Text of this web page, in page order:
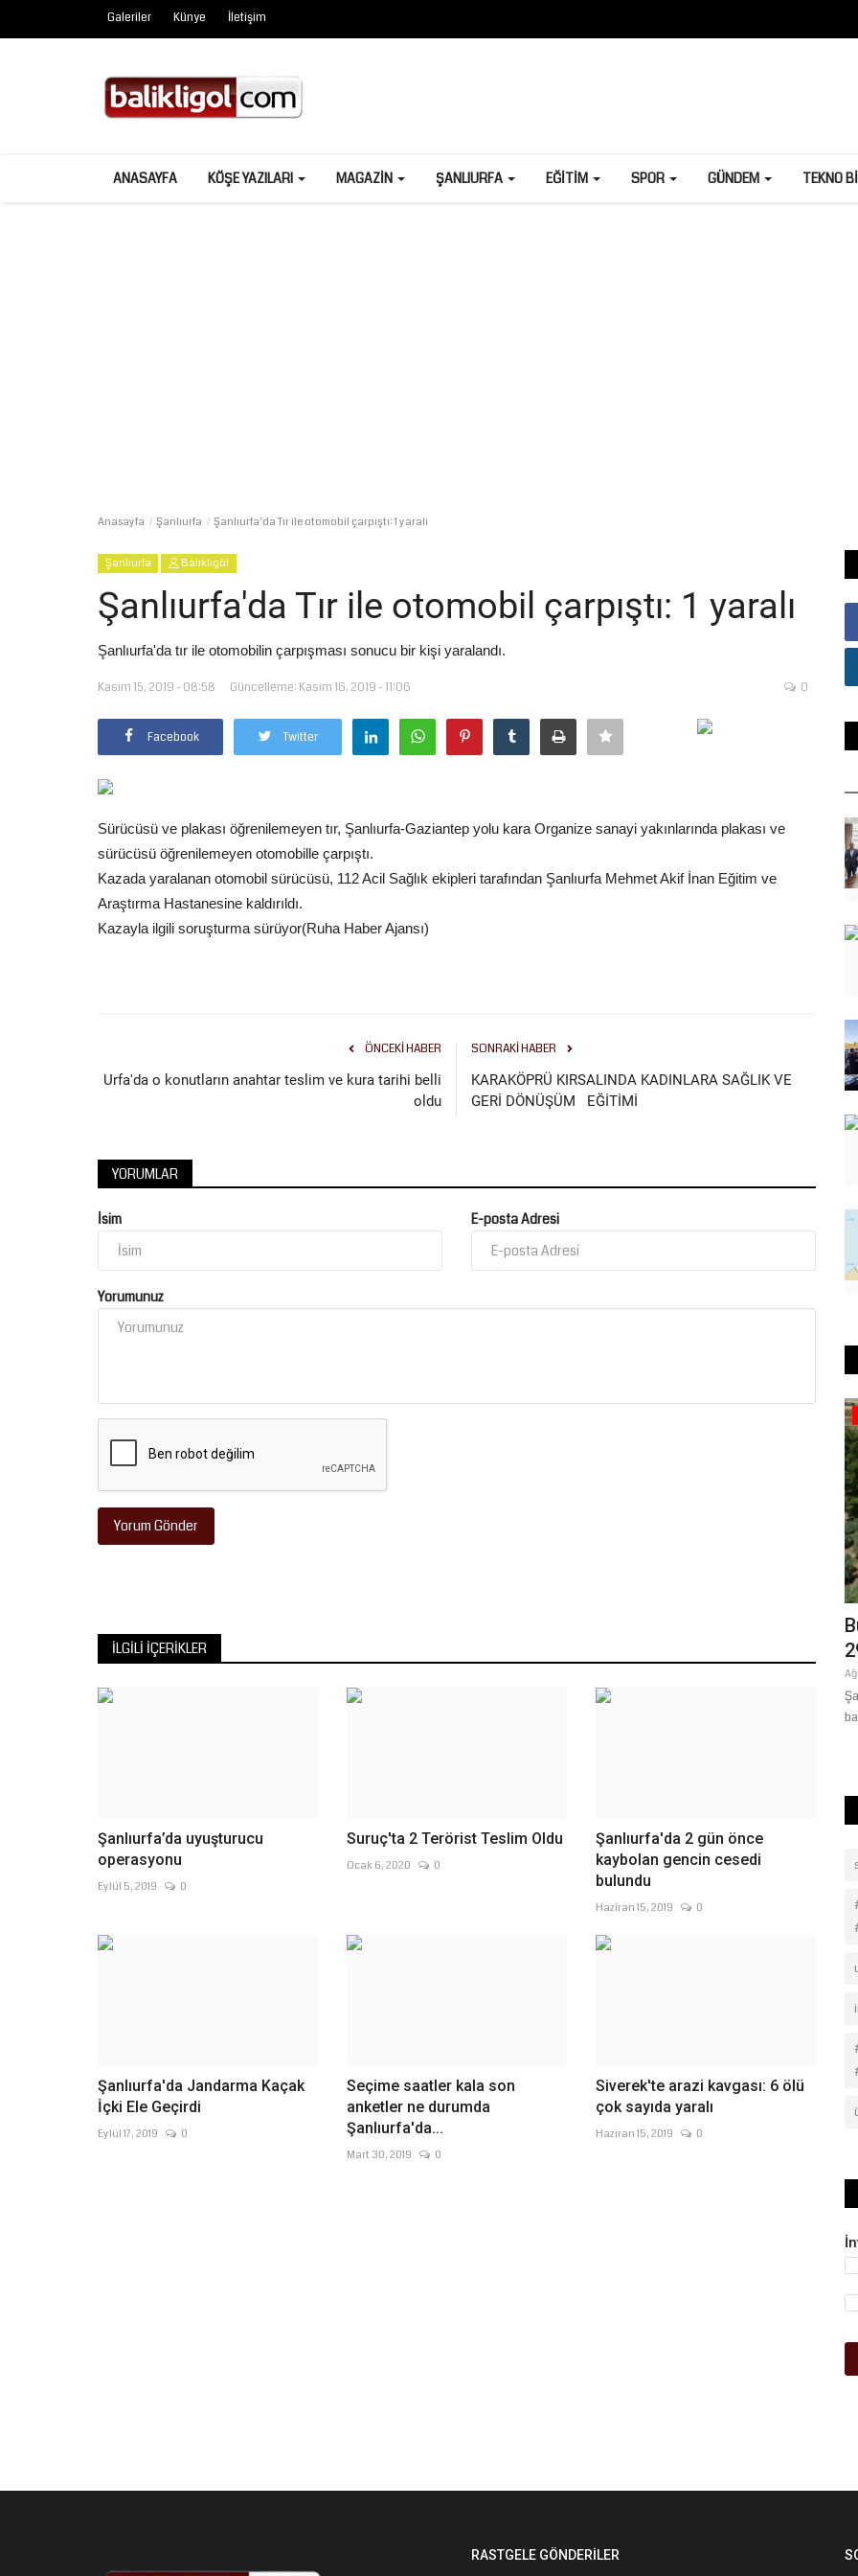
Galeriler Künye İletişim
ANASAYFA KÖŞE YAZILARI MAGAZIN ŞANLIURFA EĞITIM SPOR GÜNDEM TEKNO
Anasayfa Şanlıurfa Şanlıurfa'da Tır ile otomobil çarpıştı: 1 yaralı
Şanlıurfa Balıklıgöl
Şanlıurfa'da Tır ile otomobil çarpıştı: 1 yaralı
Şanlıurfa'da tır ile otomobilin çarpışması sonucu bir kişi yaralandı.
Kasım 15, 2019 - 08:58 Güncelleme: Kasım 16, 2019 - 11:06 0
Facebook Twitter
Sürücüsü ve plakası öğrenilemeyen tır, Şanlıurfa-Gaziantep yolu kara Organize sanayi yakınlarında plakası ve
sürücüsü öğrenilemeyen otomobille çarpıştı.
Kazada yaralanan otomobil sürücüsü, 112 Acil Sağlık ekipleri tarafından Şanlıurfa Mehmet Akif İnan Eğitim ve
Araştırma Hastanesine kaldırıldı.
Kazayla ilgili soruşturma sürüyor(Ruha Haber Ajansı)
ÖNCEKI HABER
Urfa'da o konutların anahtar teslim ve kura tarihi belli
oldu
SONRAKI HABER
KARAKÖPRÜ KIRSALINDA KADINLARA SAĞLIK VE
GERİ DÖNÜŞÜM EĞİTİMİ
YORUMLAR
İsim E-posta Adresi
Yorumunuz
Yorum Gönder
İLGILI İÇERIKLER
Şanlıurfa’da uyuşturucu
operasyonu
Eylül 5, 2019 0
Suruç'ta 2 Terörist Teslim Oldu
Ocak 6, 2020 0
Şanlıurfa'da 2 gün önce
kaybolan gencin cesedi
bulundu
Haziran 15, 2019 0
Şanlıurfa'da Jandarma Kaçak
İçki Ele Geçirdi
Eylül 17, 2019 0
Seçime saatler kala son
anketler ne durumda
Şanlıurfa'da...
Mart 30, 2019 0
Siverek'te arazi kavgası: 6 ölü
çok sayıda yaralı
Haziran 15, 2019 0
Yaşam
Mücadele
Balıklıgöl Gölbaşı semtinde 30 yıldır koku ustalığını sürdüren Itri
HÜDA PAR Suruç İlçe Başkanı Yunus Fidan, Suruç'ta çiftçileri
RASTGELE GÖNDERILER